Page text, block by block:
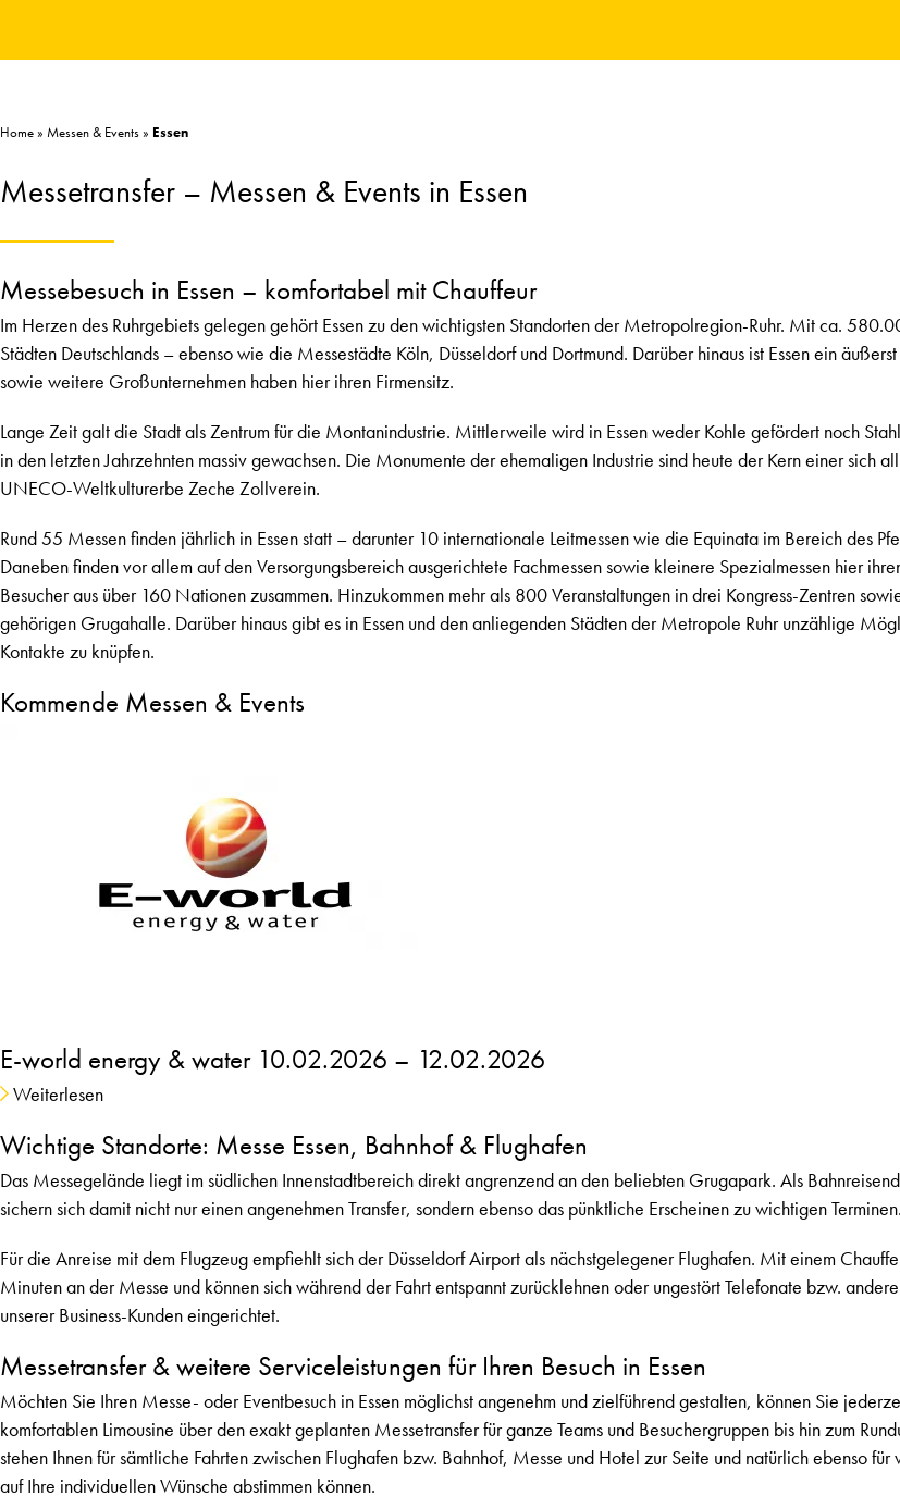
Home» Messen & Events» Essen
Messetransfer – Messen & Events in Essen
Messebesuch in Essen – komfortabel mit Chauffeur
Im Herzen des Ruhrgebiets gelegen gehört Essen zu den wichtigsten Standorten der Metropolregion-Ruhr. Mit ca.
Städten Deutschlands – ebenso wie die Messestädte Köln, Düsseldorf und Dortmund. Darüber hinaus ist Essen ein
sowie weitere Großunternehmen haben hier ihren Firmensitz.
Lange Zeit galt die Stadt als Zentrum für die Montanindustrie. Mittlerweile wird in Essen weder Kohle gefördert noch
in den letzten Jahrzehnten massiv gewachsen. Die Monumente der ehemaligen Industrie sind heute der Kern einer sich
UNECO-Weltkulturerbe Zeche Zollverein.
Rund 55 Messen finden jährlich in Essen statt – darunter 10 internationale Leitmessen wie die Equinata im Bereich des
Daneben finden vor allem auf den Versorgungsbereich ausgerichtete Fachmessen sowie kleinere Spezialmessen hier
Besucher aus über 160 Nationen zusammen. Hinzukommen mehr als 800 Veranstaltungen in drei Kongress-Zentren
gehörigen Grugahalle. Darüber hinaus gibt es in Essen und den anliegenden Städten der Metropole Ruhr unzählige
Kontakte zu knüpfen.
Kommende Messen & Events
E-world energy & water 10.02.2026 – 12.02.2026
Weiterlesen
Wichtige Standorte: Messe Essen, Bahnhof & Flughafen
Das Messegelände liegt im südlichen Innenstadtbereich direkt angrenzend an den beliebten Grugapark. Als
sichern sich damit nicht nur einen angenehmen Transfer, sondern ebenso das pünktliche Erscheinen zu wichtigen Terminen.
Für die Anreise mit dem Flugzeug empfiehlt sich der Düsseldorf Airport als nächstgelegener Flughafen. Mit einem
Minuten an der Messe und können sich während der Fahrt entspannt zurücklehnen oder ungestört Telefonate bzw.
unserer Business-Kunden eingerichtet.
Messetransfer & weitere Serviceleistungen für Ihren Besuch in Essen
Möchten Sie Ihren Messe- oder Eventbesuch in Essen möglichst angenehm und zielführend gestalten, können Sie
komfortablen Limousine über den exakt geplanten Messetransfer für ganze Teams und Besuchergruppen bis hin zum
stehen Ihnen für sämtliche Fahrten zwischen Flughafen bzw. Bahnhof, Messe und Hotel zur Seite und natürlich ebenso
auf Ihre individuellen Wünsche abstimmen können.